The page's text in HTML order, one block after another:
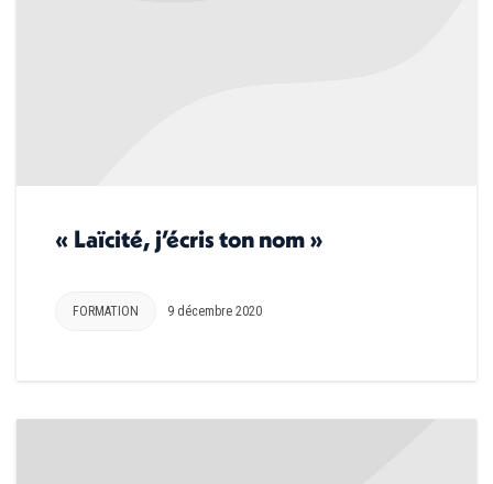
« Laïcité, j’écris ton nom »
FORMATION 9 décembre 2020